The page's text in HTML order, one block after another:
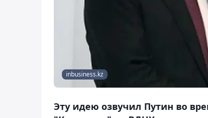
inbusiness.kz
Эту идею озвучил Путин во